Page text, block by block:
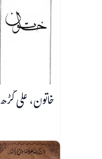
خاتون، علی گڑھ